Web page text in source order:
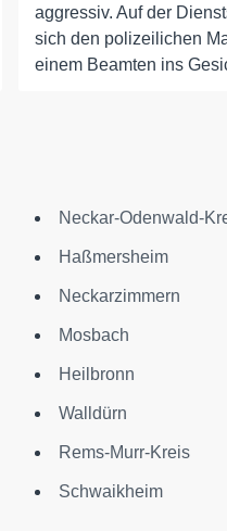
aggressiv. Auf der
sich den polizeilichen
einem Beamten ins
Neckar-Odenwald-
Haßmersheim
Neckarzimmern
Mosbach
Heilbronn
Walldürn
Rems-Murr-Kreis
Schwaikheim